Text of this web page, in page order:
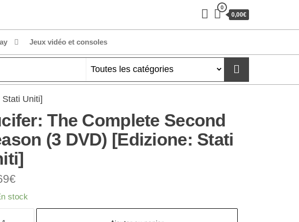
0
0,00€
Jeux vidéo et consoles
Uniti]
The Complete Second
(3 DVD) [Edizione: Stati
€
stock